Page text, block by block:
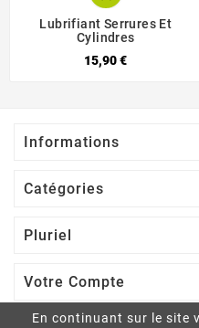
En continuant sur le site
Lubrifiant Serrures Et
Cylindres
15,90 €
Informations
Catégories
Pluriel
Votre Compte